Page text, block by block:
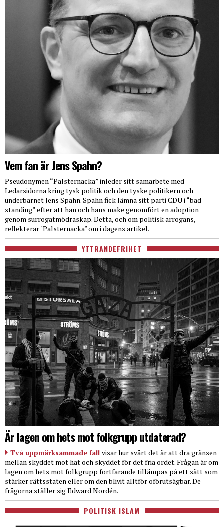
Vem fan är Jens Spahn?
Pseudonymen “Palsternacka” inleder sitt samarbete med
Ledarsidorna kring tysk politik och den tyske politikern och
underbarnet Jens Spahn. Spahn fick lämna sitt parti CDU i “bad
standing” efter att han och hans make genomfört en adoption
genom surrogatmödraskap. Detta, och om politisk arrogans,
reflekterar "Palsternacka" om i dagens artikel.
YTTRANDEFRIHET
Är lagen om hets mot folkgrupp utdaterad?
Två uppmärksammade fall visar hur svårt det är att dra gränsen
mellan skyddet mot hat och skyddet för det fria ordet. Frågan är om
lagen om hets mot folkgrupp fortfarande tillämpas på ett sätt som
stärker rättsstaten eller om den blivit alltför oförutsägbar. De
frågorna ställer sig Edward Nordén.
POLITISK ISLAM